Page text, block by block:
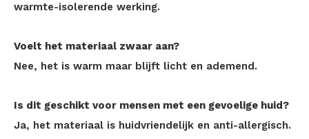
warmte-isolerende werking.
Voelt het materiaal zwaar aan?
Nee, het is warm maar blijft licht en ademend.
Is dit geschikt voor mensen met een gevoelige huid?
Ja, het materiaal is huidvriendelijk en anti-allergisch.